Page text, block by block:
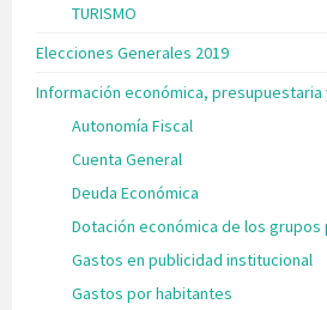
TURISMO
Elecciones Generales 2019
Información económica,
Autonomía Fiscal
Cuenta General
Deuda Económica
Dotación económica de los grupos
Gastos en publicidad institucional
Gastos por habitantes